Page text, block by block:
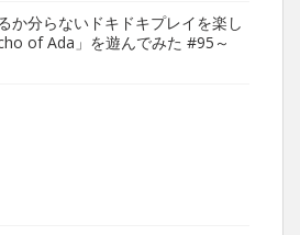
か分らないドキドキプレイを楽し
of Ada」を遊んでみた #95～